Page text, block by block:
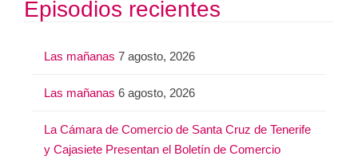
Episodios recientes
Las mañanas 7 agosto, 2026
Las mañanas 6 agosto, 2026
La Cámara de Comercio de Santa Cruz de Tenerife
y Cajasiete Presentan el Boletín de Comercio